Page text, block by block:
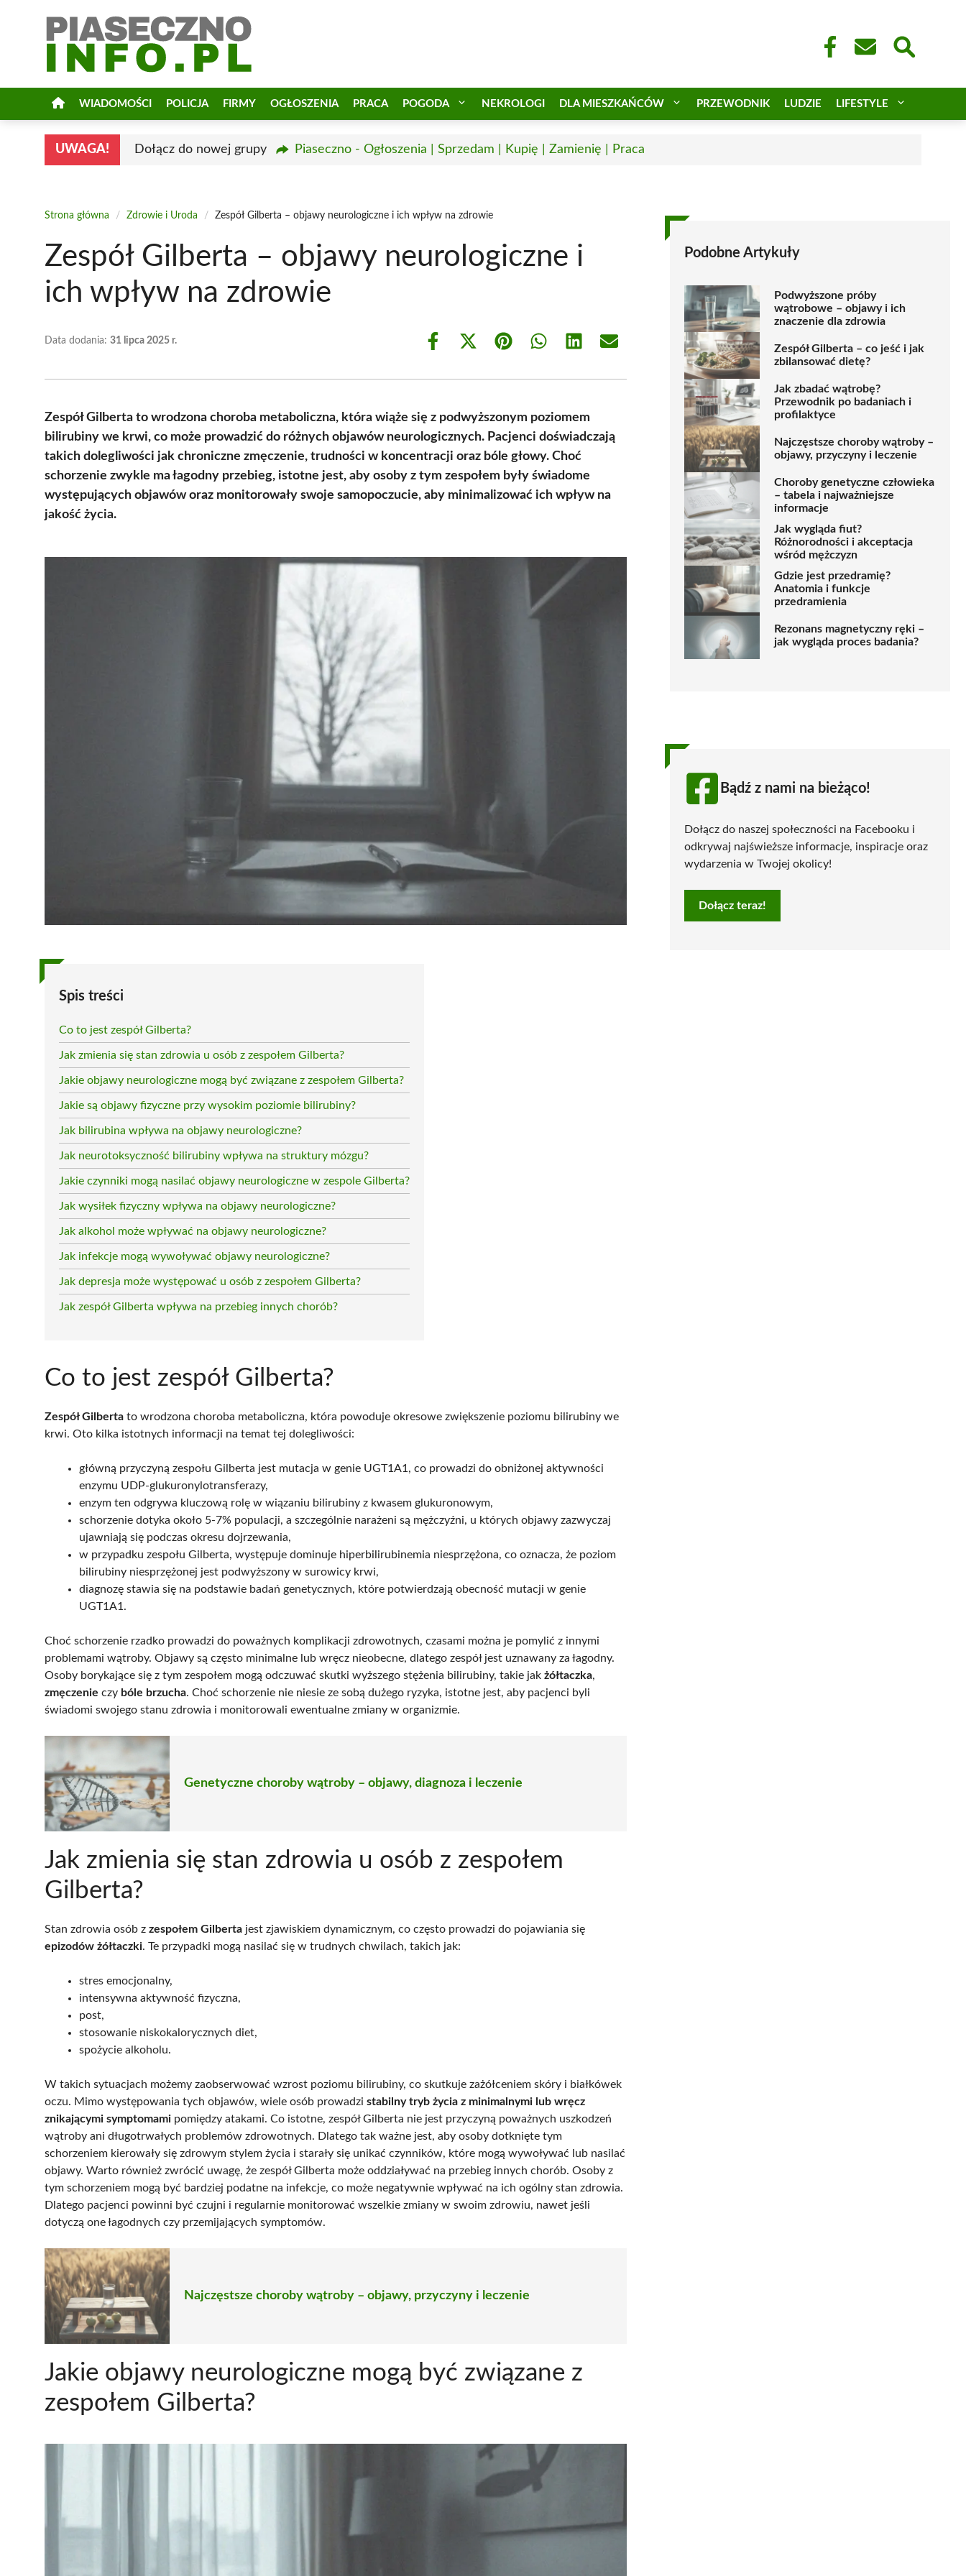
WIADOMOŚCI POLICJA FIRMY OGŁOSZENIA PRACA POGODA NEKROLOGI DLA MIESZKAŃCÓW PRZEWODNIK LUDZIE LIFESTYLE
UWAGA! Dołącz do nowej grupy Piaseczno - Ogłoszenia | Sprzedam | Kupię | Zamienię | Praca
Strona główna / Zdrowie i Uroda / Zespół Gilberta – objawy neurologiczne i ich wpływ na zdrowie
Zespół Gilberta – objawy neurologiczne i
ich wpływ na zdrowie
Data dodania: 31 lipca 2025 r.
Share
Share
(Twitter)
Share Share Share Share
Zespół Gilberta to wrodzona choroba metaboliczna, która wiąże się z podwyższonym poziomem
bilirubiny we krwi, co może prowadzić do różnych objawów neurologicznych. Pacjenci doświadczają
takich dolegliwości jak chroniczne zmęczenie, trudności w koncentracji oraz bóle głowy. Choć
schorzenie zwykle ma łagodny przebieg, istotne jest, aby osoby z tym zespołem były świadome
występujących objawów oraz monitorowały swoje samopoczucie, aby minimalizować ich wpływ na
jakość życia.
Spis treści
Co to jest zespół Gilberta?
Jak zmienia się stan zdrowia u osób z zespołem Gilberta?
Jakie objawy neurologiczne mogą być związane z zespołem Gilberta?
Jakie są objawy fizyczne przy wysokim poziomie bilirubiny?
Jak bilirubina wpływa na objawy neurologiczne?
Jak neurotoksyczność bilirubiny wpływa na struktury mózgu?
Jakie czynniki mogą nasilać objawy neurologiczne w zespole Gilberta?
Jak wysiłek fizyczny wpływa na objawy neurologiczne?
Jak alkohol może wpływać na objawy neurologiczne?
Jak infekcje mogą wywoływać objawy neurologiczne?
Jak depresja może występować u osób z zespołem Gilberta?
Jak zespół Gilberta wpływa na przebieg innych chorób?
Co to jest zespół Gilberta?
Zespół Gilberta to wrodzona choroba metaboliczna, która powoduje okresowe zwiększenie poziomu bilirubiny we
krwi. Oto kilka istotnych informacji na temat tej dolegliwości:
główną przyczyną zespołu Gilberta jest mutacja w genie UGT1A1, co prowadzi do obniżonej aktywności
enzymu UDP-glukuronylotransferazy,
enzym ten odgrywa kluczową rolę w wiązaniu bilirubiny z kwasem glukuronowym,
schorzenie dotyka około 5-7% populacji, a szczególnie narażeni są mężczyźni, u których objawy zazwyczaj
ujawniają się podczas okresu dojrzewania,
w przypadku zespołu Gilberta, występuje dominuje hiperbilirubinemia niesprzężona, co oznacza, że poziom
bilirubiny niesprzężonej jest podwyższony w surowicy krwi,
diagnozę stawia się na podstawie badań genetycznych, które potwierdzają obecność mutacji w genie
UGT1A1.
Choć schorzenie rzadko prowadzi do poważnych komplikacji zdrowotnych, czasami można je pomylić z innymi
problemami wątroby. Objawy są często minimalne lub wręcz nieobecne, dlatego zespół jest uznawany za łagodny.
Osoby borykające się z tym zespołem mogą odczuwać skutki wyższego stężenia bilirubiny, takie jak żółtaczka,
zmęczenie czy bóle brzucha. Choć schorzenie nie niesie ze sobą dużego ryzyka, istotne jest, aby pacjenci byli
świadomi swojego stanu zdrowia i monitorowali ewentualne zmiany w organizmie.
Genetyczne choroby wątroby – objawy, diagnoza i leczenie
Jak zmienia się stan zdrowia u osób z zespołem
Gilberta?
Stan zdrowia osób z zespołem Gilberta jest zjawiskiem dynamicznym, co często prowadzi do pojawiania się
epizodów żółtaczki. Te przypadki mogą nasilać się w trudnych chwilach, takich jak:
stres emocjonalny,
intensywna aktywność fizyczna,
post,
stosowanie niskokalorycznych diet,
spożycie alkoholu.
W takich sytuacjach możemy zaobserwować wzrost poziomu bilirubiny, co skutkuje zażółceniem skóry i białkówek
oczu. Mimo występowania tych objawów, wiele osób prowadzi stabilny tryb życia z minimalnymi lub wręcz
znikającymi symptomami pomiędzy atakami. Co istotne, zespół Gilberta nie jest przyczyną poważnych uszkodzeń
wątroby ani długotrwałych problemów zdrowotnych. Dlatego tak ważne jest, aby osoby dotknięte tym
schorzeniem kierowały się zdrowym stylem życia i starały się unikać czynników, które mogą wywoływać lub nasilać
objawy. Warto również zwrócić uwagę, że zespół Gilberta może oddziaływać na przebieg innych chorób. Osoby z
tym schorzeniem mogą być bardziej podatne na infekcje, co może negatywnie wpływać na ich ogólny stan zdrowia.
Dlatego pacjenci powinni być czujni i regularnie monitorować wszelkie zmiany w swoim zdrowiu, nawet jeśli
dotyczą one łagodnych czy przemijających symptomów.
Najczęstsze choroby wątroby – objawy, przyczyny i leczenie
Jakie objawy neurologiczne mogą być związane z
zespołem Gilberta?
Podobne Artykuły
Podwyższone próby
wątrobowe – objawy i ich
znaczenie dla zdrowia
Zespół Gilberta – co jeść i jak
zbilansować dietę?
Jak zbadać wątrobę?
Przewodnik po badaniach i
profilaktyce
Najczęstsze choroby wątroby –
objawy, przyczyny i leczenie
Choroby genetyczne człowieka
– tabela i najważniejsze
informacje
Jak wygląda fiut?
Różnorodności i akceptacja
wśród mężczyzn
Gdzie jest przedramię?
Anatomia i funkcje
przedramienia
Rezonans magnetyczny ręki –
jak wygląda proces badania?
Bądź z nami na bieżąco!
Dołącz do naszej społeczności na Facebooku i
odkrywaj najświeższe informacje, inspiracje oraz
wydarzenia w Twojej okolicy!
Dołącz teraz!